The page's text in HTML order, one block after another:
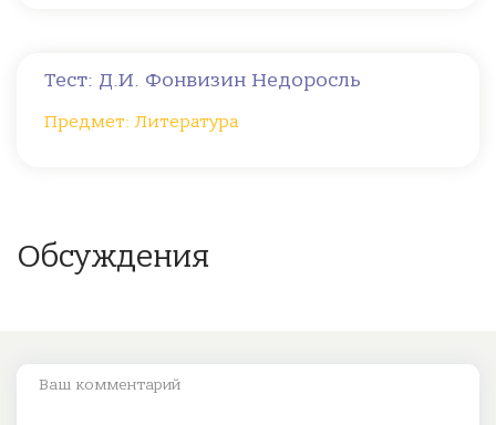
Тест: Д.И. Фонвизин Недоросль
Предмет: Литература
Обсуждения